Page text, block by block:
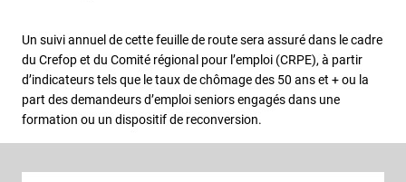
Un suivi annuel de cette feuille de route sera assuré dans le cadre
du Crefop et du Comité régional pour l’emploi (CRPE), à partir
d’indicateurs tels que le taux de chômage des 50 ans et + ou la
part des demandeurs d’emploi seniors engagés dans une
formation ou un dispositif de reconversion.